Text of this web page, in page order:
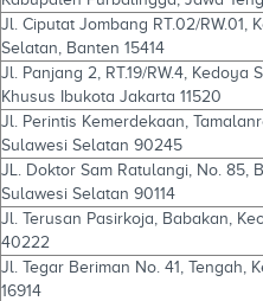
Jl. Ciputat Jombang RT.02/RW.01,
Selatan, Banten 15414
Jl. Panjang 2, RT.19/RW.4,
Khusus Ibukota Jakarta 11520
Jl. Perintis Kemerdekaan,
Sulawesi Selatan 90245
JL. Doktor Sam Ratulangi, No. 85,
Sulawesi Selatan 90114
Jl. Terusan Pasirkoja, Babakan,
40222
Jl. Tegar Beriman No. 41, Tengah,
16914